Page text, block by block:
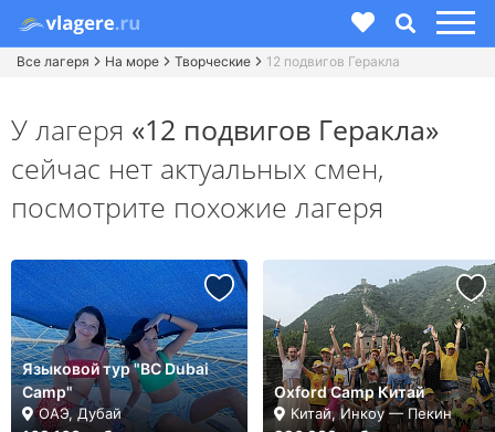
Все лагеря На море Творческие 12 подвигов Геракла
У лагеря «12 подвигов Геракла»
сейчас нет актуальных смен,
посмотрите похожие лагеря
Языковой тур "BC Dubai
Camp"
ОАЭ, Дубай
Oxford Camp Китай
Китай, Инкоу — Пекин